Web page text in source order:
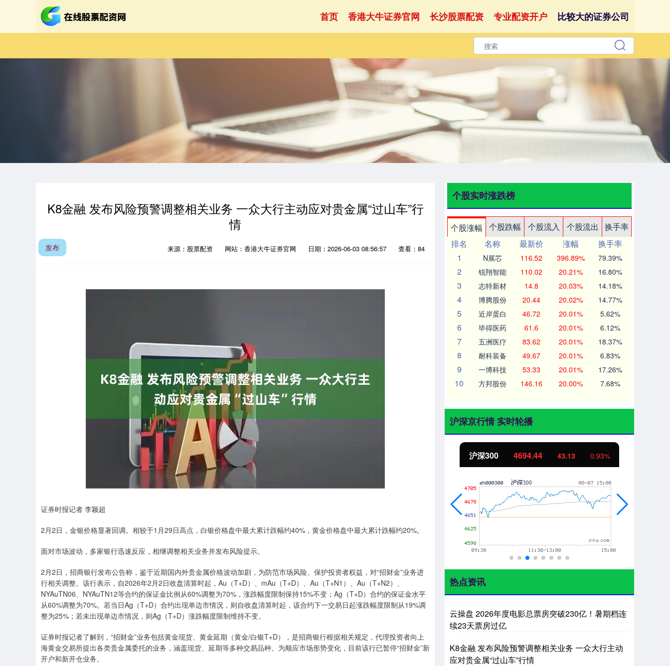
首页 香港大牛证券官网 长沙股票配资 专业配资开户 比较大的证券公司
K8金融 发布风险预警调整相关业务 一众大行主动应对贵金属“过山车”行
情
发布 来源：股票配资 网站：香港大牛证券官网 日期：2026-06-03 08:56:57 查看：84
证券时报记者 李颖超
2月2日，金银价格显著回调。相较于1月29日高点，白银价格盘中最大累计跌幅约40%，黄金价格盘中最大累计跌幅约20%。
面对市场波动，多家银行迅速反应，相继调整相关业务并发布风险提示。
2月2日，招商银行发布公告称，鉴于近期国内外贵金属价格波动加剧，为防范市场风险、保护投资者权益，对“招财金”业务进
行相关调整。该行表示，自2026年2月2日收盘清算时起，Au（T+D）、mAu（T+D）、Au（T+N1）、Au（T+N2）、
NYAuTN06、NYAuTN12等合约的保证金比例从60%调整为70%，涨跌幅度限制保持15%不变；Ag（T+D）合约的保证金水平
从60%调整为70%。若当日Ag（T+D）合约出现单边市情况，则自收盘清算时起，该合约下一交易日起涨跌幅度限制从19%调
整为25%；若未出现单边市情况，则Ag（T+D）涨跌幅度限制维持不变。
证券时报记者了解到，“招财金”业务包括黄金现货、黄金延期（黄金/白银T+D），是招商银行根据相关规定，代理投资者向上
海黄金交易所提出各类贵金属委托的业务，涵盖现货、延期等多种交易品种。为顺应市场形势变化，目前该行已暂停“招财金”新
开户和新开仓业务。
个股实时涨跌榜
个股涨幅 个股跌幅 个股流入 个股流出
换手率
排名
名称 最新价 涨幅
换手率
1
N展芯 116.52 396.89% 79.39%
2 锐翔智能 110.02 20.21% 16.80%
3 志特新材 14.8 20.03% 14.18%
4 博腾股份 20.44 20.02% 14.77%
5 近岸蛋白 46.72 20.01% 5.62%
6 毕得医药 61.6 20.01% 6.12%
7 五洲医疗 83.62 20.01% 18.37%
8 耐科装备 49.67 20.01% 6.83%
9 一博科技 53.33 20.01% 17.26%
10 方邦股份 146.16 20.00% 7.68%
沪深京行情 实时轮播
3940.04 39.68 1.02% 沪深300 4694.44 43.13 0.93%
热点资讯
云操盘 2026年度电影总票房突破230亿！暑期档连
续23天票房过亿
K8金融 发布风险预警调整相关业务 一众大行主动
应对贵金属“过山车”行情